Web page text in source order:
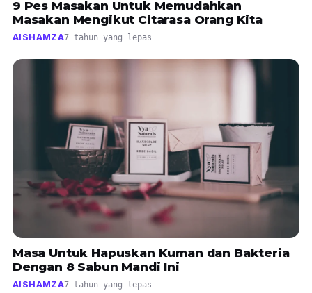
9 Pes Masakan Untuk Memudahkan
Masakan Mengikut Citarasa Orang Kita
AISHAMZA7 tahun yang lepas
Masa Untuk Hapuskan Kuman dan Bakteria
Dengan 8 Sabun Mandi Ini
AISHAMZA7 tahun yang lepas